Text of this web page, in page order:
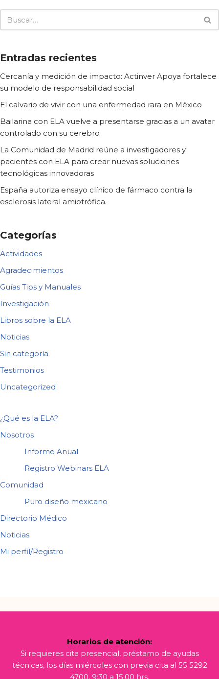
Entradas recientes
Cercanía y medición de impacto: Actinver Apoya fortalece
su modelo de responsabilidad social
El calvario de vivir con una enfermedad rara en México
Bailarina con ELA vuelve a presentarse gracias a un avatar
controlado con su cerebro
La Comunidad de Madrid reúne a investigadores y
pacientes con ELA para crear nuevas soluciones
tecnológicas innovadoras
España autoriza ensayo clínico de fármaco contra la
esclerosis lateral amiotrófica.
Categorías
Actividades
Agradecimientos
Guías Tips y Manuales
Investigación
Libros sobre la ELA
Noticias
Sin categoría
Testimonios
Uncategorized
¿Qué es la ELA?
Nosotros
Informe Anual
Registro Webinars ELA
Comunidad
Puro diseño mexicano
Directorio Médico
Noticias
Mi perfil/Registro
Horarios de atención:
Si requieres cita presencial, préstamo de ayudas
técnicas, los días miércoles con previa cita al 55 5292
4700, 9:30 a 15:00 hrs.